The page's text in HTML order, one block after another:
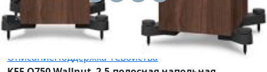
Доставляем без предоплаты через СДЭК
Оплата при получении в пункте выдачи
ОписаниеПоддержка 1Свойства